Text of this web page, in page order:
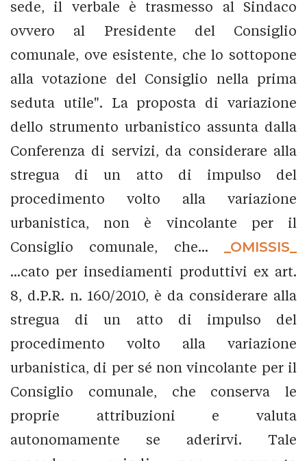
sede, il verbale è trasmesso al Sindaco
ovvero al Presidente del Consiglio
comunale, ove esistente, che lo sottopone
alla votazione del Consiglio nella prima
seduta utile". La proposta di variazione
dello strumento urbanistico assunta dalla
Conferenza di servizi, da considerare alla
stregua di un atto di impulso del
procedimento volto alla variazione
urbanistica, non è vincolante per il
Consiglio comunale, che...
_OMISSIS_
...cato per insediamenti produttivi ex art.
8, d.P.R. n. 160/2010, è da considerare alla
stregua di un atto di impulso del
procedimento volto alla variazione
urbanistica, di per sé non vincolante per il
Consiglio comunale, che conserva le
proprie attribuzioni e valuta
autonomamente se aderirvi. Tale